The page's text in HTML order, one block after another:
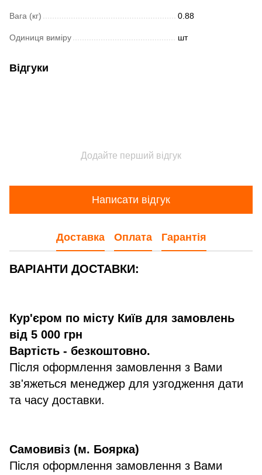
Вага (кг) 0.88
Одиниця виміру шт
Відгуки
Додайте перший відгук
Написати відгук
Доставка Оплата Гарантія
ВАРІАНТИ ДОСТАВКИ:
Кур'єром по місту Київ для замовлень
від 5 000 грн
Вартість - безкоштовно.
Після оформлення замовлення з Вами
зв'яжеться менеджер для узгодження дати
та часу доставки.
Самовивіз (м. Боярка)
Після оформлення замовлення з Вами